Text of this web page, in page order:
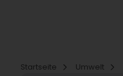
Startseite
Umwelt